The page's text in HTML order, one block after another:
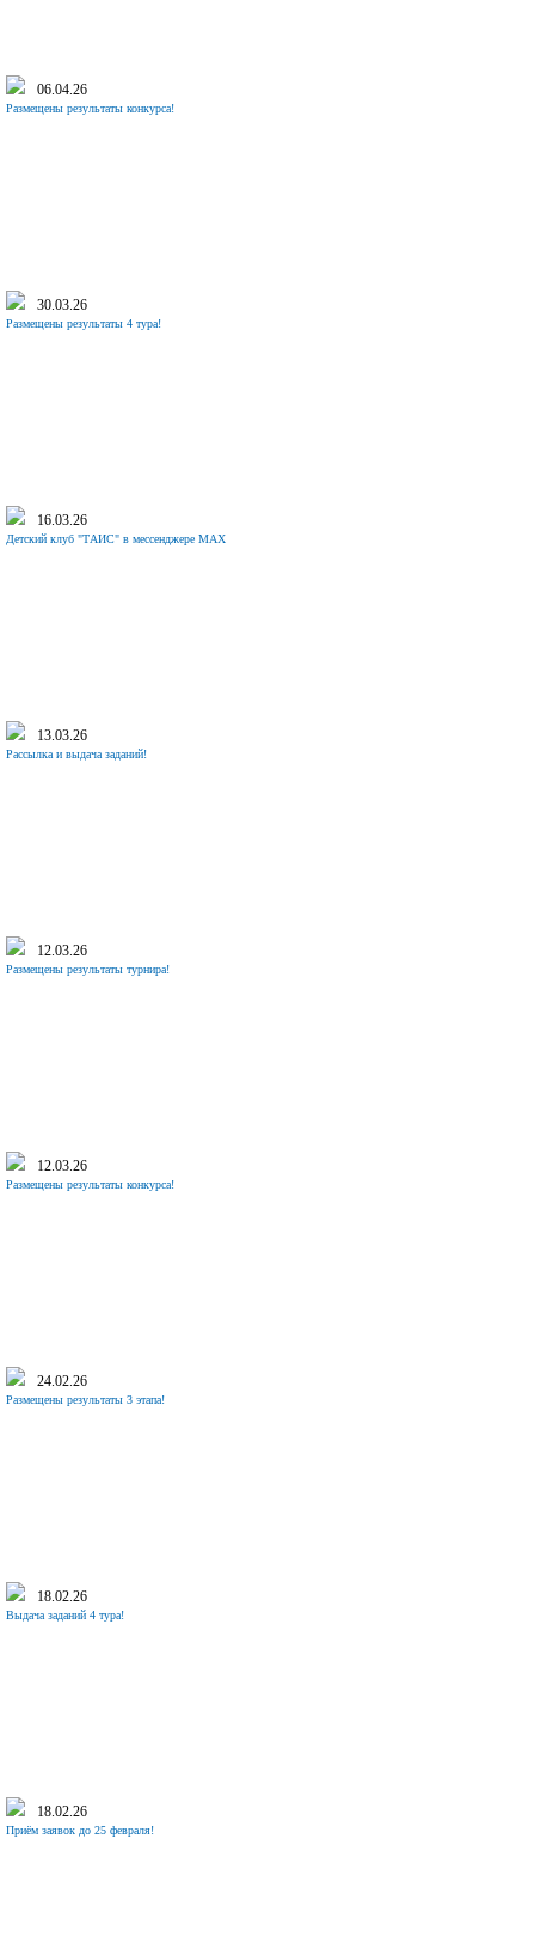
06.04.26
Размещены результаты конкурса!
30.03.26
Размещены результаты 4 тура!
16.03.26
Детский клуб "ТАИС" в мессенджере MAX
13.03.26
Рассылка и выдача заданий!
12.03.26
Размещены результаты турнира!
12.03.26
Размещены результаты конкурса!
24.02.26
Размещены результаты 3 этапа!
18.02.26
Выдача заданий 4 тура!
18.02.26
Приём заявок до 25 февраля!